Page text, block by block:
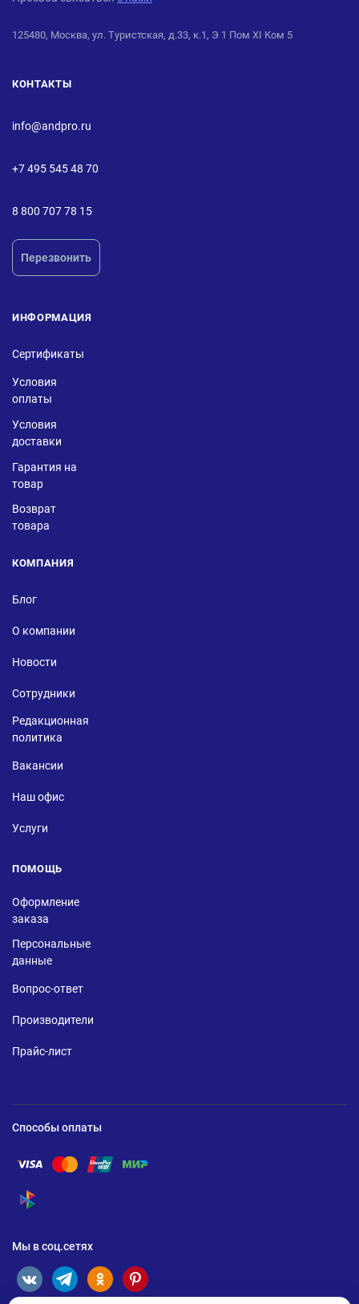
125480, Москва, ул. Туристская, д.33, к.1, Э 1 Пом XI Ком 5
КОНТАКТЫ
info@andpro.ru
+7 495 545 48 70
8 800 707 78 15
Перезвонить
ИНФОРМАЦИЯ
Сертификаты
Условия
оплаты
Условия
доставки
Гарантия на
товар
Возврат
товара
КОМПАНИЯ
Блог
О компании
Новости
Сотрудники
Редакционная
политика
Вакансии
Наш офис
Услуги
ПОМОЩЬ
Оформление
заказа
Персональные
данные
Вопрос-ответ
Производители
Прайс-лист
Способы оплаты
Помощь по оплате Visa
Помощь по оплате Mastercard
Помощь по оплате UnionPay
Помощь по оплате Мир
Помощь по оплате СБП
Мы в соц.сетях